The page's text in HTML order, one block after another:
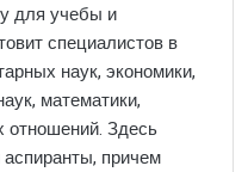
для учебы и
специалистов в
наук, экономики,
математики,
отношений. Здесь
причем